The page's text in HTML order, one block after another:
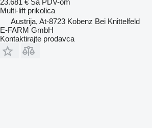
Multi-lift prikolica
Austrija, At-8723 Kobenz Bei Knittelfeld
E-FARM GmbH
Kontaktirajte prodavca